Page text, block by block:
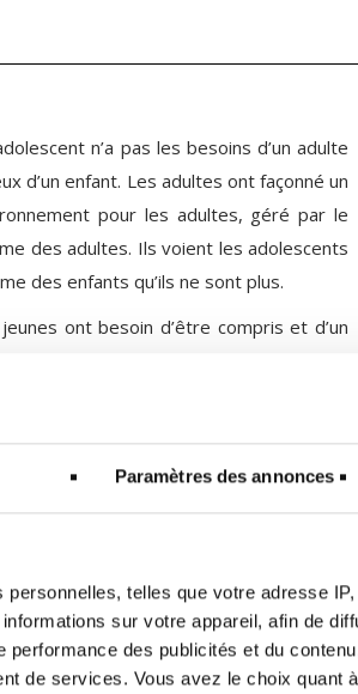
Paramètres des annonces
personnelles, telles que votre adresse
sur votre appareil, afin de
des publicités et du
de services. Vous avez le choix quant
n’a pas les besoins d’un adulte
d’un enfant. Les adultes ont façonné un
pour les adultes, géré par le
des adultes. Ils voient les adolescents
des enfants qu’ils ne sont plus.
ont besoin d’être compris et d’un
travail engagé qui a du sens, d’un